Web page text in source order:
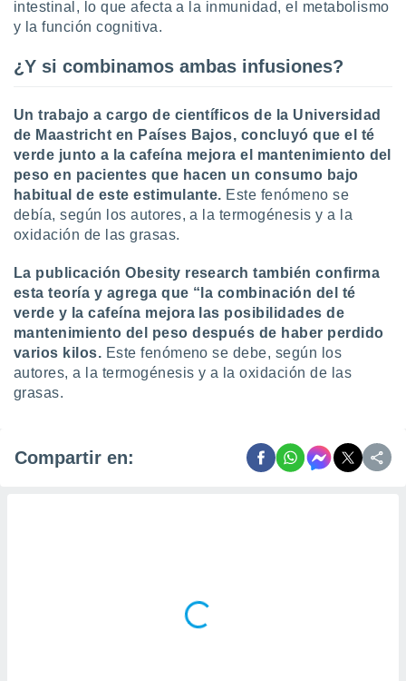
intestinal, lo que afecta a la inmunidad, el metabolismo
y la función cognitiva.
¿Y si combinamos ambas infusiones?
Un trabajo a cargo de científicos de la Universidad
de Maastricht en Países Bajos, concluyó que el té
verde junto a la cafeína mejora el mantenimiento del
peso en pacientes que hacen un consumo bajo
habitual de este estimulante. Este fenómeno se
debía, según los autores, a la termogénesis y a la
oxidación de las grasas.
La publicación Obesity research también confirma
esta teoría y agrega que “la combinación del té
verde y la cafeína mejora las posibilidades de
mantenimiento del peso después de haber perdido
varios kilos. Este fenómeno se debe, según los
autores, a la termogénesis y a la oxidación de las
grasas.
Compartir en: